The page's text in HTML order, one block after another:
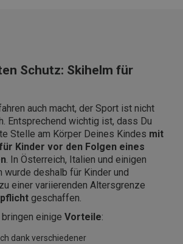
Schutz: Skihelm für
auch macht, der Sport ist nicht
Entsprechend wichtig ist, dass Du
Stelle am Körper Deines Kindes mit
Kinder vor den Folgen eines
. In Österreich, Italien und einigen
wurde deshalb für Kinder und
einer variierenden Altersgrenze
geschaffen.
einige Vorteile:
dank verschiedener